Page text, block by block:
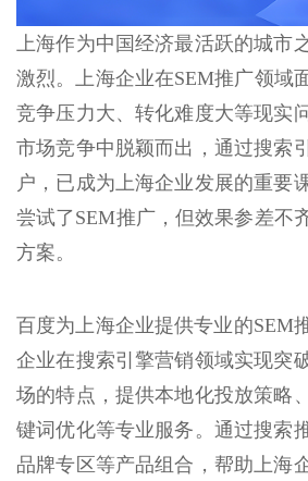
上海作为中国经济最活跃的城市
激烈。上海企业在SEM推广领域
竞争压力大、转化难度大等现实
市场竞争中脱颖而出，通过搜索
户，已成为上海企业发展的重要
尝试了SEM推广，但效果参差不
方案。
百度为上海企业提供专业的SEM
企业在搜索引擎营销领域实现突
场的特点，提供本地化投放策略
键词优化等专业服务。通过搜索
品牌专区等产品组合，帮助上海